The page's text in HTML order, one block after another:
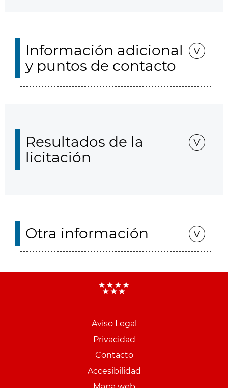
Información adicional
y puntos de contacto
Resultados de la
licitación
Otra información
Aviso Legal
Privacidad
Contacto
Accesibilidad